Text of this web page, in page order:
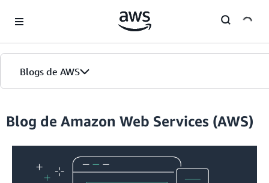
Blogs de AWS
Blog de Amazon Web Services (AWS)